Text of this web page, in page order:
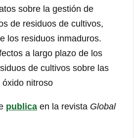
sobre la gestión de
de residuos de cultivos,
los residuos inmaduros.
a largo plazo de los
de cultivos sobre las
nitroso
publica en la revista Global